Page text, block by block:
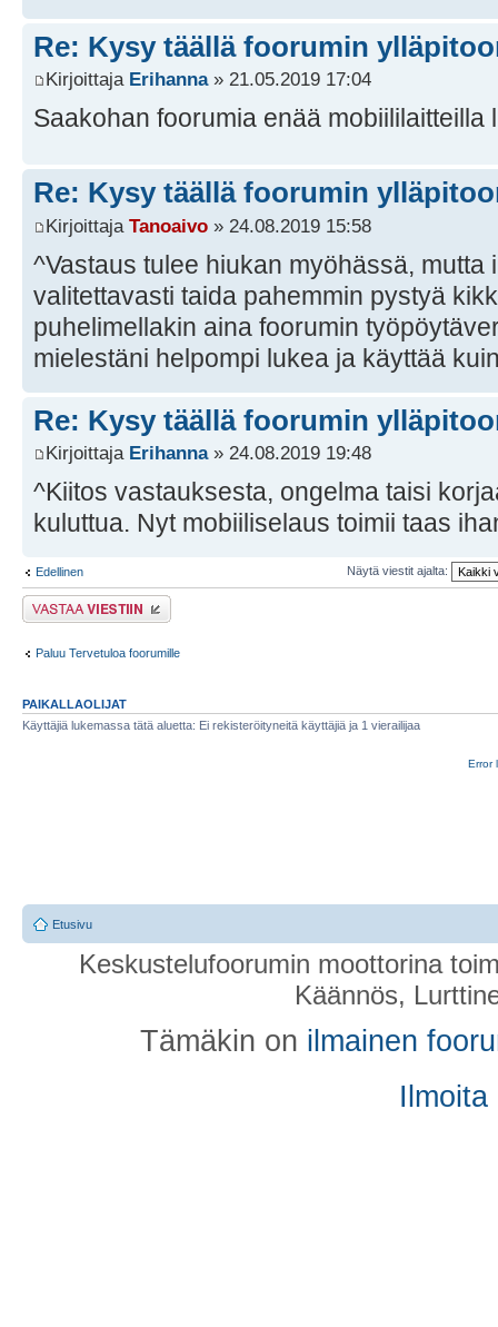
Re: Kysy täällä foorumin
Kirjoittaja Erihanna» 21.05.2019 17:04
Saakohan foorumia enää mobiililaitteilla
Re: Kysy täällä foorumin
Kirjoittaja Tanoaivo » 24.08.2019 15:58
^Vastaus tulee hiukan myöhässä,
valitettavasti taida pahemmin pystyä
puhelimellakin aina foorumin
mielestäni helpompi lukea ja käyttää
Re: Kysy täällä foorumin
Kirjoittaja Erihanna» 24.08.2019 19:48
^Kiitos vastauksesta, ongelma taisi
kuluttua. Nyt mobiiliselaus toimii taas
Edellinen Näytä viestit ajalta:
Lähetä vastaus
Paluu Tervetuloa foorumille
PAIKALLAOLIJAT
Käyttäjiä lukemassa tätä aluetta: Ei rekisteröityneitä käyttäjiä ja 1 vierailijaa
Error
Etusivu
Keskustelufoorumin moottorina
Käännös,
Tämäkin on ilmainen